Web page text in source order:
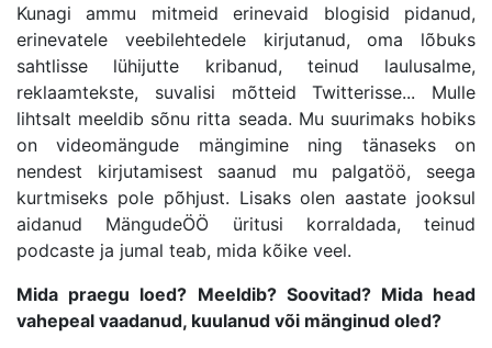
Kunagi ammu mitmeid erinevaid blogisid pidanud,
erinevatele veebilehtedele kirjutanud, oma lõbuks
sahtlisse lühijutte kribanud, teinud laulusalme,
reklaamtekste, suvalisi mõtteid Twitterisse... Mulle
lihtsalt meeldib sõnu ritta seada. Mu suurimaks hobiks
on videomängude mängimine ning tänaseks on
nendest kirjutamisest saanud mu palgatöö, seega
kurtmiseks pole põhjust. Lisaks olen aastate jooksul
aidanud MängudeÖÖ üritusi korraldada, teinud
podcaste ja jumal teab, mida kõike veel.
Mida praegu loed? Meeldib? Soovitad? Mida head
vahepeal vaadanud, kuulanud või mänginud oled?